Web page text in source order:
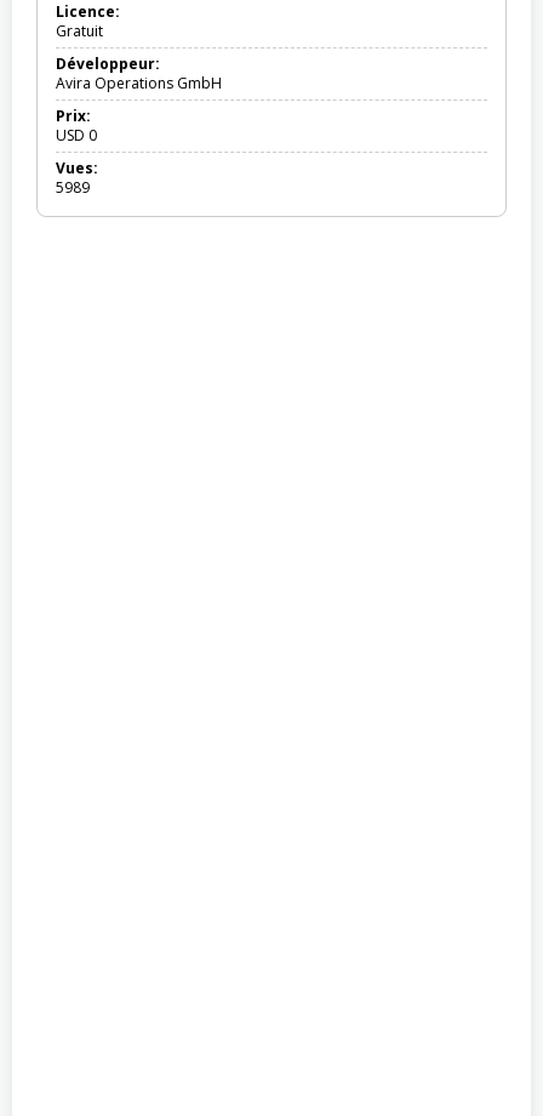
Licence:
Gratuit
Développeur:
Avira Operations GmbH
Prix:
USD 0
Vues:
5989